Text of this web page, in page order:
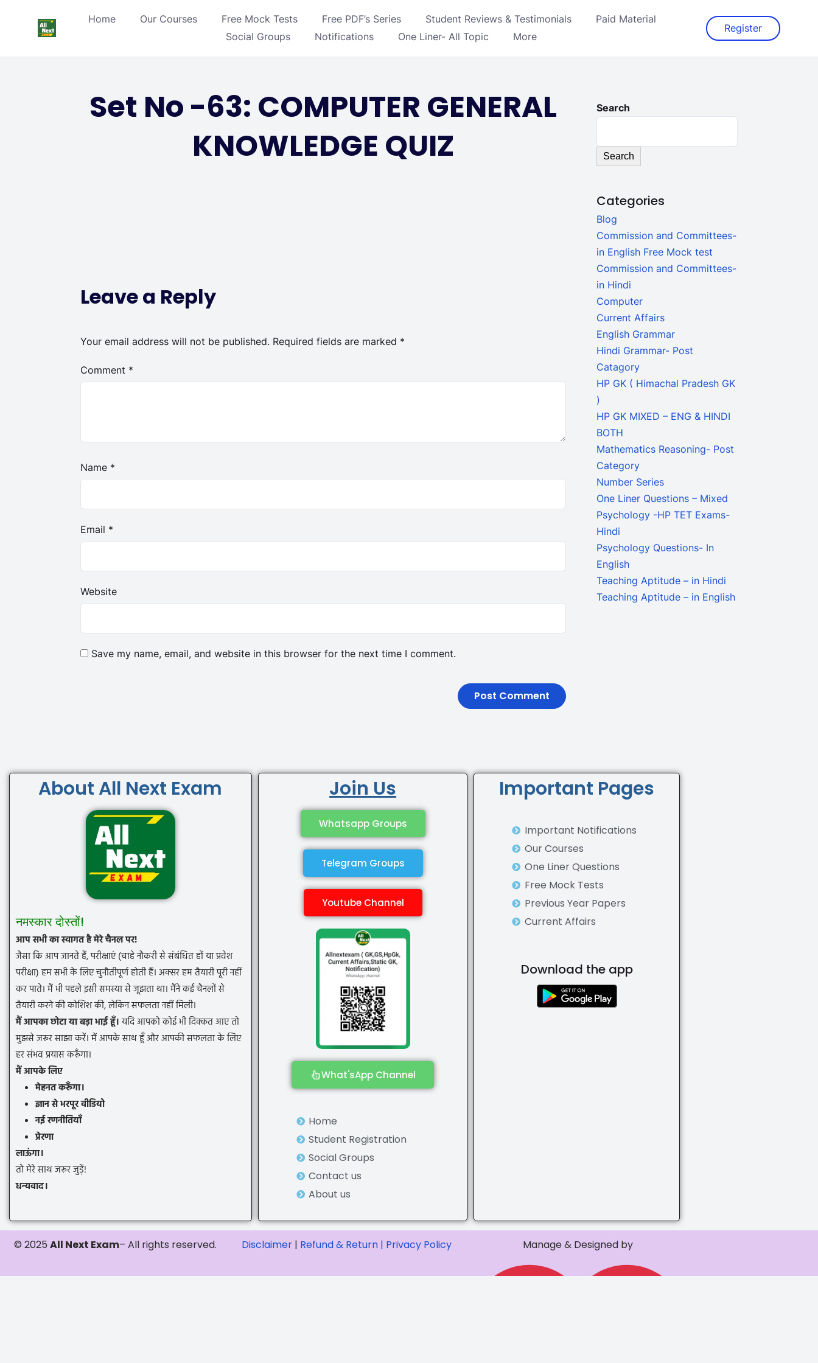
Home Our Courses Free Mock Tests Free PDF’s Series Student Reviews & Testimonials
Paid Material
Social Groups
Notifications One Liner- All Topic More
Register
Set No -63: COMPUTER GENERAL
KNOWLEDGE QUIZ
Leave a Reply
Your email address will not be published. Required fields are marked *
Comment *
Name *
Email *
Website
Save my name, email, and website in this browser for the next time I comment.
Search
Search
Categories
Blog
Commission and Committees-
in English Free Mock test
Commission and Committees-
in Hindi
Computer
Current Affairs
English Grammar
Hindi Grammar- Post
Catagory
HP GK ( Himachal Pradesh GK
)
HP GK MIXED – ENG & HINDI
BOTH
Mathematics Reasoning- Post
Category
Number Series
One Liner Questions – Mixed
Psychology -HP TET Exams-
Hindi
Psychology Questions- In
English
Teaching Aptitude – in Hindi
Teaching Aptitude – in English
About All Next Exam
नमस्कार दोस्तों!
आप सभी का स्वागत है मेरे चैनल पर!
जैसा कि आप जानते हैं, परीक्षाएं (चाहे नौकरी से संबंधित हों या प्रवेश
परीक्षा) हम सभी के लिए चुनौतीपूर्ण होती हैं। अक्सर हम तैयारी पूरी नहीं
कर पाते। मैं भी पहले इसी समस्या से जूझता था। मैंने कई चैनलों से
तैयारी करने की कोशिश की, लेकिन सफलता नहीं मिली।
मैं आपका छोटा या बड़ा भाई हूँ।यदि आपको कोई भी दिक्कत आए तो
मुझसे जरूर साझा करें। मैं आपके साथ हूँ और आपकी सफलता के लिए
हर संभव प्रयास करूँगा।
मैं आपके लिए
मेहनत करूँगा।
ज्ञान से भरपूर वीडियो
नई रणनीतियाँ
प्रेरणा
लाऊंगा।
तो मेरे साथ जरूर जुड़ें!
धन्यवाद।
Join Us
Whatsapp Groups
Telegram Groups
Youtube Channel
What'sApp Channel
Home
Student Registration
Social Groups
Contact us
About us
Important Pages
Important Notifications
Our Courses
One Liner Questions
Free Mock Tests
Previous Year Papers
Current Affairs
Download the app
© 2025All Next Exam– All rights reserved. Disclaimer | Refund & Return | Privacy Policy Manage & Designed by